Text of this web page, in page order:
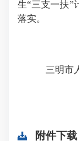
生“三支一扶”
落实。
三明市人
附件下载